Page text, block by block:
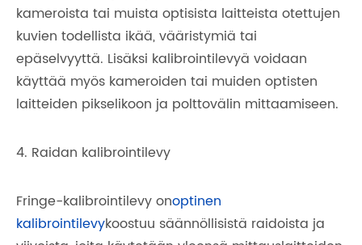
kameroista tai muista optisista laitteista otettujen
kuvien todellista ikää, vääristymiä tai
epäselvyyttä. Lisäksi kalibrointilevyä voidaan
käyttää myös kameroiden tai muiden optisten
laitteiden pikselikoon ja polttovälin mittaamiseen.
4. Raidan kalibrointilevy
Fringe-kalibrointilevy onoptinen
kalibrointilevykoostuu säännöllisistä raidoista ja